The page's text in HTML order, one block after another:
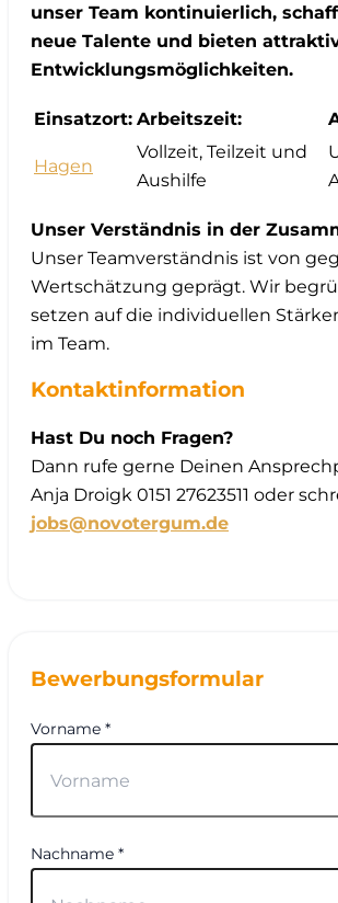
unser Team kontinuierlich,
neue Talente und bieten
Entwicklungsmöglichkeiten.
Einsatzort: Arbeitszeit:
Hagen
Vollzeit, Teilzeit und
Aushilfe
Unser Verständnis in der
Unser Teamverständnis ist von
Wertschätzung geprägt. Wir
setzen auf die individuellen
im Team.
Kontaktinformation
Hast Du noch Fragen?
Dann rufe gerne Deinen
Anja Droigk 0151 27623511 oder
jobs@novotergum.de
Bewerbungsformular
Vorname *
Nachname *